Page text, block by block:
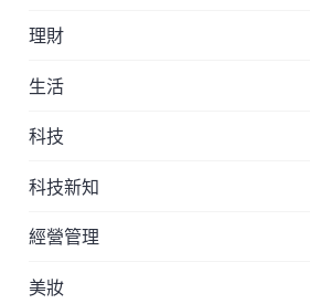
理財
生活
科技
科技新知
經營管理
美妝